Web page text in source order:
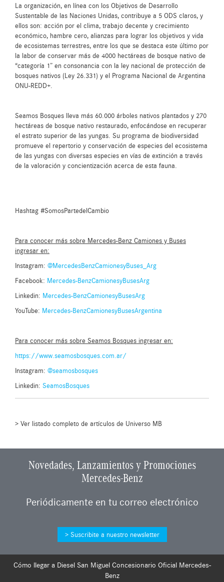
La organización, en línea con los Objetivos de Desarrollo
Sustentable de las Naciones Unidas, contribuye a 5 ODS claros, y
ellos son: acción por el clima, trabajo decente y crecimiento
económico, hambre cero, alianzas para lograr los objetivos y vida
de ecosistemas terrestres, entre los que se destaca este último por
la labor de conservar más de 4000 hectáreas de bosque nativo de
“categoría 1” en consonancia con la ley nacional de protección de
bosques nativos (Ley 26.331) y el Programa Nacional de Argentina
ONU-REDD+.
Seamos Bosques lleva más 60.000 árboles nativos plantados y 270
hectáreas de bosque nativo restaurado, enfocándose en recuperar
el estrato superior de las yungas. Su programa de biodiversidad
promueve el repertorio y conservación de especies del ecosistema
de las yungas con diversas especies en vías de extinción a través
de la valoración y concientización acerca de esta fauna.
Hashtag #SomosPartedelCambio
Para conocer más sobre Mercedes-Benz Camiones y Buses
ingresar en:
Instagram: @MercedesBenzCamionesyBuses_Arg
Facebook: Mercedes-BenzCamionesyBusesArg
Linkedin: Mercedes-BenzCamionesyBusesArg
YouTube: Mercedes-BenzCamionesyBusesArgentina
Para conocer más sobre Seamos Bosques ingresar en:
https://www.seamosbosques.com.ar/
Instagram: @seamosbosques
Linkedin: SeamosBosques
Ver listado completo de artículos de Universo MB
Novedades, Lanzamientos y Promociones
Mercedes-Benz
Periódicamente en tu correo electrónico
Suscribite a nuestro newsletter
Cómo llegar a Diesel San Miguel Concesionario Oficial Mercedes-
Benz